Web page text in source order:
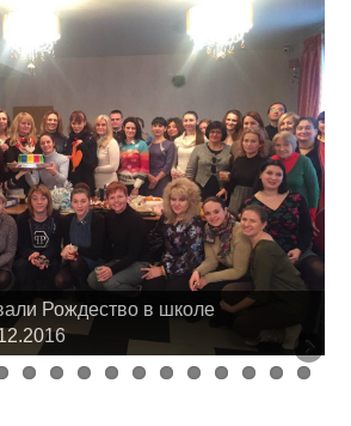
Рождество в школе